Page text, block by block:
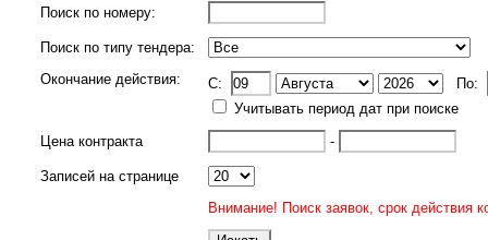
Поиск по номеру:
Поиск по типу тендера:
Окончание действия:
C:
По:
Учитывать период дат при поиске
Цена контракта
-
Записей на странице
Внимание! Поиск заявок, срок действия